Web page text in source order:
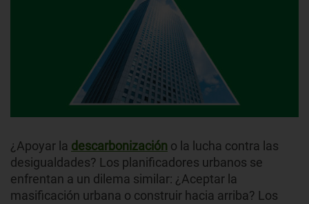
¿Apoyar la descarbonización o la lucha contra las
desigualdades? Los planificadores urbanos se
enfrentan a un dilema similar: ¿Aceptar la
masificación urbana o construir hacia arriba? Los